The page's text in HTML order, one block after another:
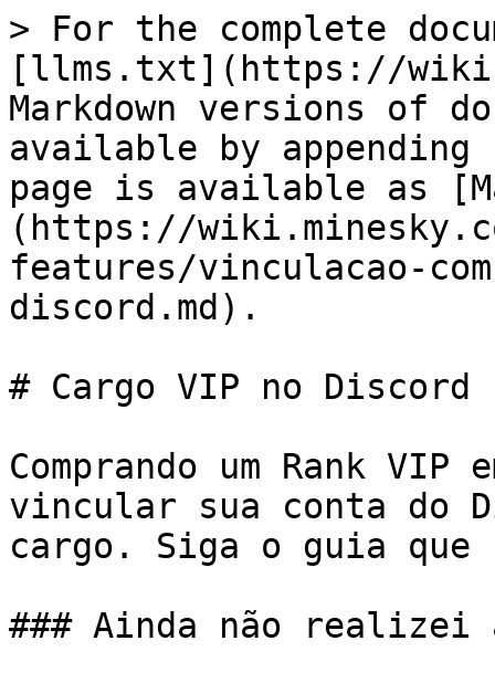
> For the complete
[llms.txt](https://
Markdown versions of
available by
page is available as
(https://
features/vinculacao-
discord.md).
# Cargo VIP no Discord
Comprando um Rank
vincular sua conta do
cargo. Siga o guia que
### Ainda não realizei